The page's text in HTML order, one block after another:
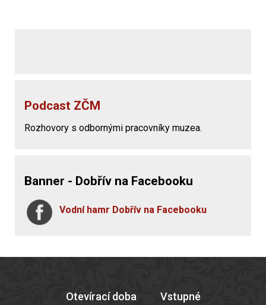
Podcast ZČM
Rozhovory s odbornými pracovníky muzea.
Banner - Dobřív na Facebooku
Vodní hamr Dobřív na Facebooku
Otevírací doba
Vstupné